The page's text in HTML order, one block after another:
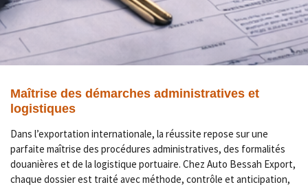
Maîtrise des démarches administratives et
logistiques
Dans l’exportation internationale, la réussite repose sur une
parfaite maîtrise des procédures administratives, des formalités
douanières et de la logistique portuaire. Chez Auto Bessah Export,
chaque dossier est traité avec méthode, contrôle et anticipation,